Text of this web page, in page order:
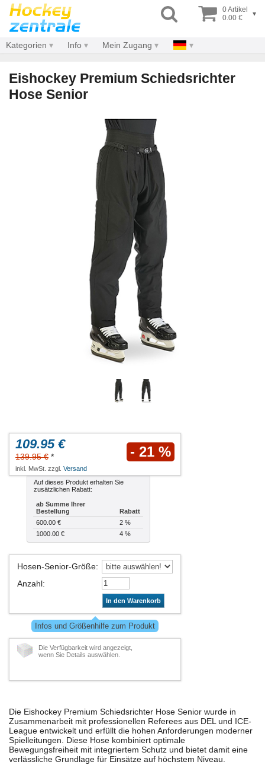
0 Artikel
0.00 €
▾
Kategorien Info Mein Zugang
Eishockey Premium Schiedsrichter
Hose Senior
109.95 €
139.95 € * - 21 %
inkl. MwSt. zzgl. Versand
Auf dieses Produkt erhalten Sie
zusätzlichen Rabatt:
ab Summe Ihrer
Bestellung
Rabatt
600.00 €
2 %
1000.00 €
4 %
Hosen-Senior-Größe:
Anzahl:
In den Warenkorb
Infos und Größenhilfe zum Produkt
Die Verfügbarkeit wird angezeigt,
wenn Sie Details auswählen.
Die Eishockey Premium Schiedsrichter Hose Senior wurde in
Zusammenarbeit mit professionellen Referees aus DEL und ICE-
League entwickelt und erfüllt die hohen Anforderungen moderner
Spielleitungen. Diese Hose kombiniert optimale
Bewegungsfreiheit mit integriertem Schutz und bietet damit eine
verlässliche Grundlage für Einsätze auf höchstem Niveau.